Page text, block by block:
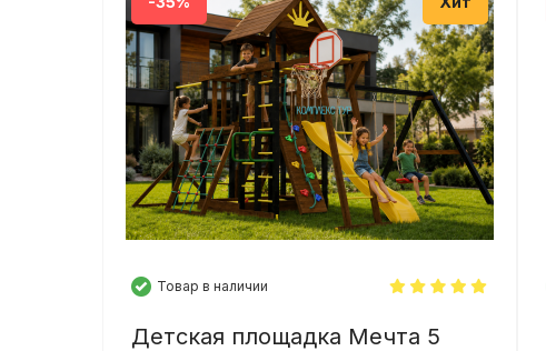
В площадке нет отверстий.
(Серия 2)
Товар в наличии
Детская площадка Мечта 5